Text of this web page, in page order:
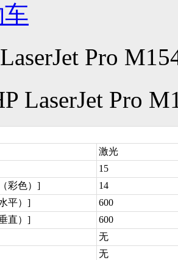
Pro
LaserJet Pro
激光
15
彩色）]
14
平）]
600
直）]
600
无
无